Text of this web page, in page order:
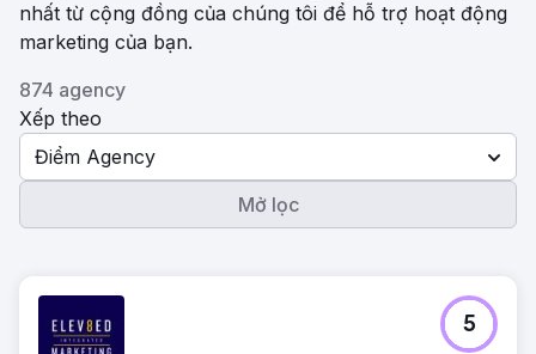
nhất từ ​​cộng đồng của chúng tôi để hỗ trợ hoạt động
marketing của bạn.
874 agency
Xếp theo
Điểm Agency
Mở lọc
5